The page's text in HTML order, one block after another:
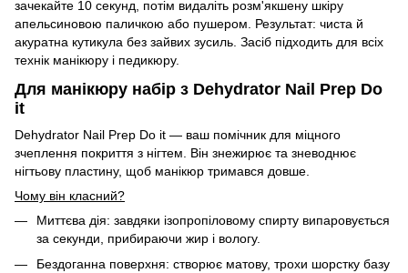
зачекайте 10 секунд, потім видаліть розм'якшену шкіру
апельсиновою паличкою або пушером. Результат: чиста й
акуратна кутикула без зайвих зусиль. Засіб підходить для всіх
технік манікюру і педикюру.
Для манікюру набір з Dehydrator Nail Prep Do
it
Dehydrator Nail Prep Do it — ваш помічник для міцного
зчеплення покриття з нігтем. Він знежирює та зневоднює
нігтьову пластину, щоб манікюр тримався довше.
Чому він класний?
Миттєва дія: завдяки ізопропіловому спирту випаровується
за секунди, прибираючи жир і вологу.
Бездоганна поверхня: створює матову, трохи шорстку базу